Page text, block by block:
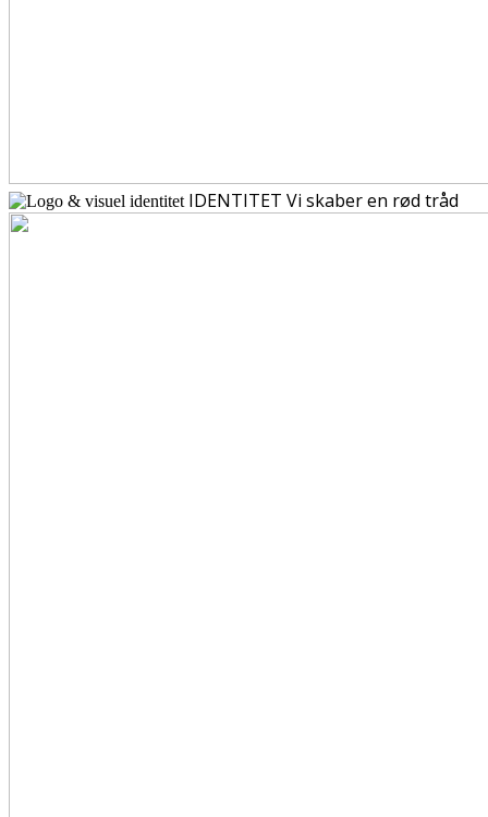
IDENTITET Vi skaber en rød tråd